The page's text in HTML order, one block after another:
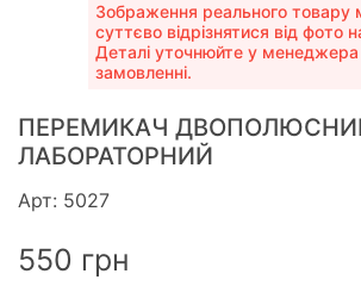
Зображення реального товару
суттєво відрізнятися від фото
Деталі уточнюйте у
замовленні.
ПЕРЕМИКАЧ
ЛАБОРАТОРНИЙ
Арт: 5027
550 грн